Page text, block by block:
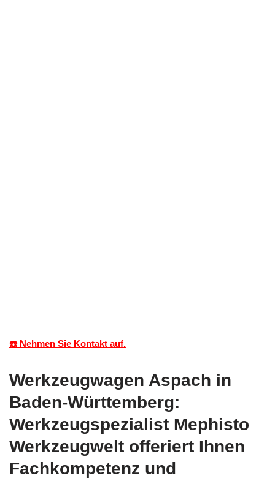
☎️ Nehmen Sie Kontakt auf.
Werkzeugwagen Aspach in
Baden-Württemberg:
Werkzeugspezialist Mephisto
Werkzeugwelt offeriert Ihnen
Fachkompetenz und